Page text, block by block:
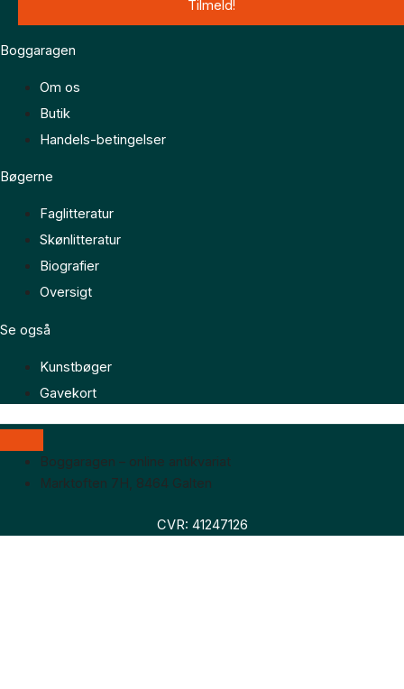
Boggaragen
Om os
Butik
Handels-betingelser
Bøgerne
Faglitteratur
Skønlitteratur
Biografier
Oversigt
Se også
Kunstbøger
Gavekort
Boggaragen – online antikvariat
Marktoften 7H, 8464 Galten
CVR: 41247126